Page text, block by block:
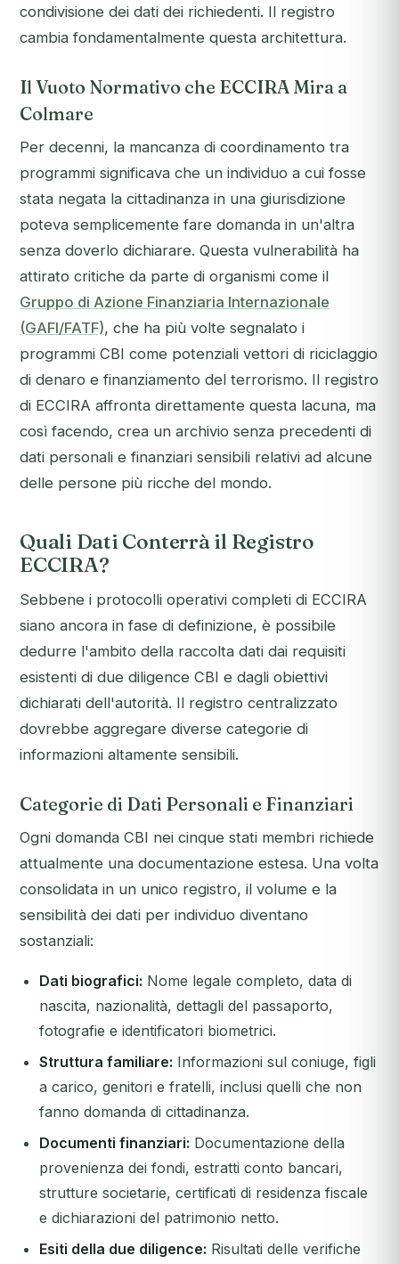
condivisione dei dati dei richiedenti. Il registro
cambia fondamentalmente questa architettura.
Il Vuoto Normativo che ECCIRA Mira a
Colmare
Per decenni, la mancanza di coordinamento tra
programmi significava che un individuo a cui fosse
stata negata la cittadinanza in una giurisdizione
poteva semplicemente fare domanda in un'altra
senza doverlo dichiarare. Questa vulnerabilità ha
attirato critiche da parte di organismi come il
Gruppo di Azione Finanziaria Internazionale
(GAFI/FATF), che ha più volte segnalato i
programmi CBI come potenziali vettori di riciclaggio
di denaro e finanziamento del terrorismo. Il registro
di ECCIRA affronta direttamente questa lacuna, ma
così facendo, crea un archivio senza precedenti di
dati personali e finanziari sensibili relativi ad alcune
delle persone più ricche del mondo.
Quali Dati Conterrà il Registro
ECCIRA?
Sebbene i protocolli operativi completi di ECCIRA
siano ancora in fase di definizione, è possibile
dedurre l'ambito della raccolta dati dai requisiti
esistenti di due diligence CBI e dagli obiettivi
dichiarati dell'autorità. Il registro centralizzato
dovrebbe aggregare diverse categorie di
informazioni altamente sensibili.
Categorie di Dati Personali e Finanziari
Ogni domanda CBI nei cinque stati membri richiede
attualmente una documentazione estesa. Una volta
consolidata in un unico registro, il volume e la
sensibilità dei dati per individuo diventano
sostanziali:
Dati biografici: Nome legale completo, data di
nascita, nazionalità, dettagli del passaporto,
fotografie e identificatori biometrici.
Struttura familiare: Informazioni sul coniuge, figli
a carico, genitori e fratelli, inclusi quelli che non
fanno domanda di cittadinanza.
Documenti finanziari: Documentazione della
provenienza dei fondi, estratti conto bancari,
strutture societarie, certificati di residenza fiscale
e dichiarazioni del patrimonio netto.
Esiti della due diligence: Risultati delle verifiche